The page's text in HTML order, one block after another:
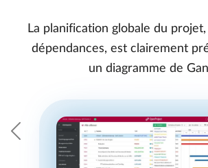
La planification globale du
dépendances, est clairement
un diagramme de
Précédent